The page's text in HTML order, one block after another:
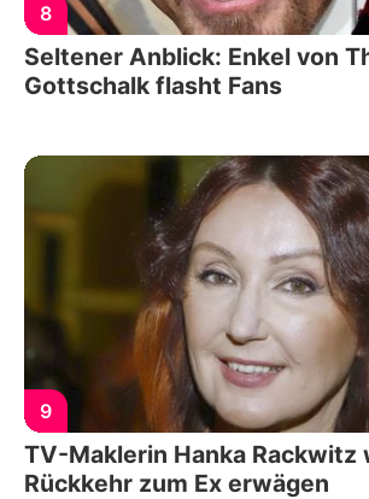
8
Seltener Anblick: Enkel von
Gottschalk flasht Fans
9
TV-Maklerin Hanka Rackwitz
Rückkehr zum Ex erwägen